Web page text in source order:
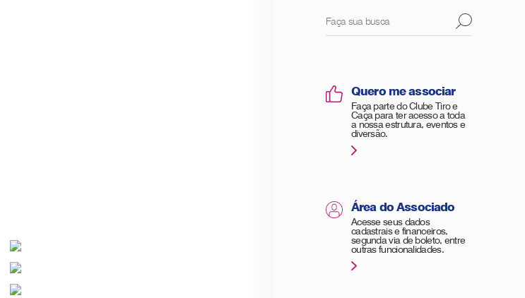
Quero me associar
Faça parte do Clube Tiro e
Caça para ter acesso a toda
a nossa estrutura, eventos e
diversão.
Área do Associado
Acesse seus dados
cadastrais e financeiros,
segunda via de boleto, entre
outras funcionalidades.